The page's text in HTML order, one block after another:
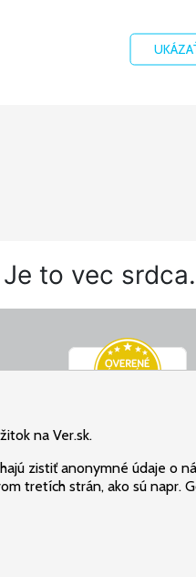
Je to vec srdca.
na Ver.sk.
zistiť anonymné údaje o
tretích strán, ako sú napr.